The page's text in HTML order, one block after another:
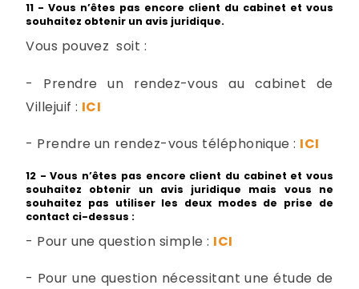
11 - Vous n’êtes pas encore client du cabinet et vous
souhaitez obtenir un avis juridique.
Vous pouvez soit :
- Prendre un rendez-vous au cabinet de
Villejuif : ICI
- Prendre un rendez-vous téléphonique : ICI
12 - Vous n’êtes pas encore client du cabinet et vous
souhaitez obtenir un avis juridique mais vous ne
souhaitez pas utiliser les deux modes de prise de
contact ci-dessus :
- Pour une question simple : ICI
- Pour une question nécessitant une étude de